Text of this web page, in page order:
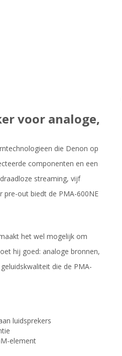
voor analoge,
die Denon op
componenten en een
streaming, vijf
pre-out biedt de PMA-600NE
het wel mogelijk om
hij goed: analoge bronnen,
die de PMA-
luidsprekers
element